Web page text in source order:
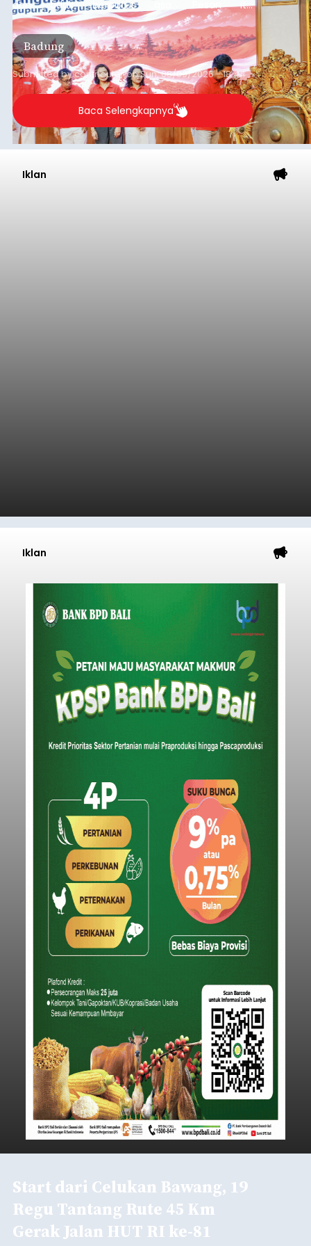
dan tidak berputus asa. Pesan itu
disampaikannya saat menghadiri Sarasehan
Pejuang Dialisis yang digelar RSD Mangusada di
Ruang Kertha Gosana, Puspem Badung, Minggu
(9/8/2026).
Badung
Submitted bycontributoronSun, 08/09/2026 - 18:44
Baca Selengkapnya
Iklan
Iklan
Start dari Celukan Bawang, 19
Regu Tantang Rute 45 Km
Gerak Jalan HUT RI ke-81